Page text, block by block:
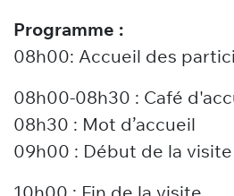
Programme :
08h00: Accueil des
08h00-08h30 : Café
08h30 : Mot d’accueil
09h00 : Début de la visite
10h00 : Fin de la visite